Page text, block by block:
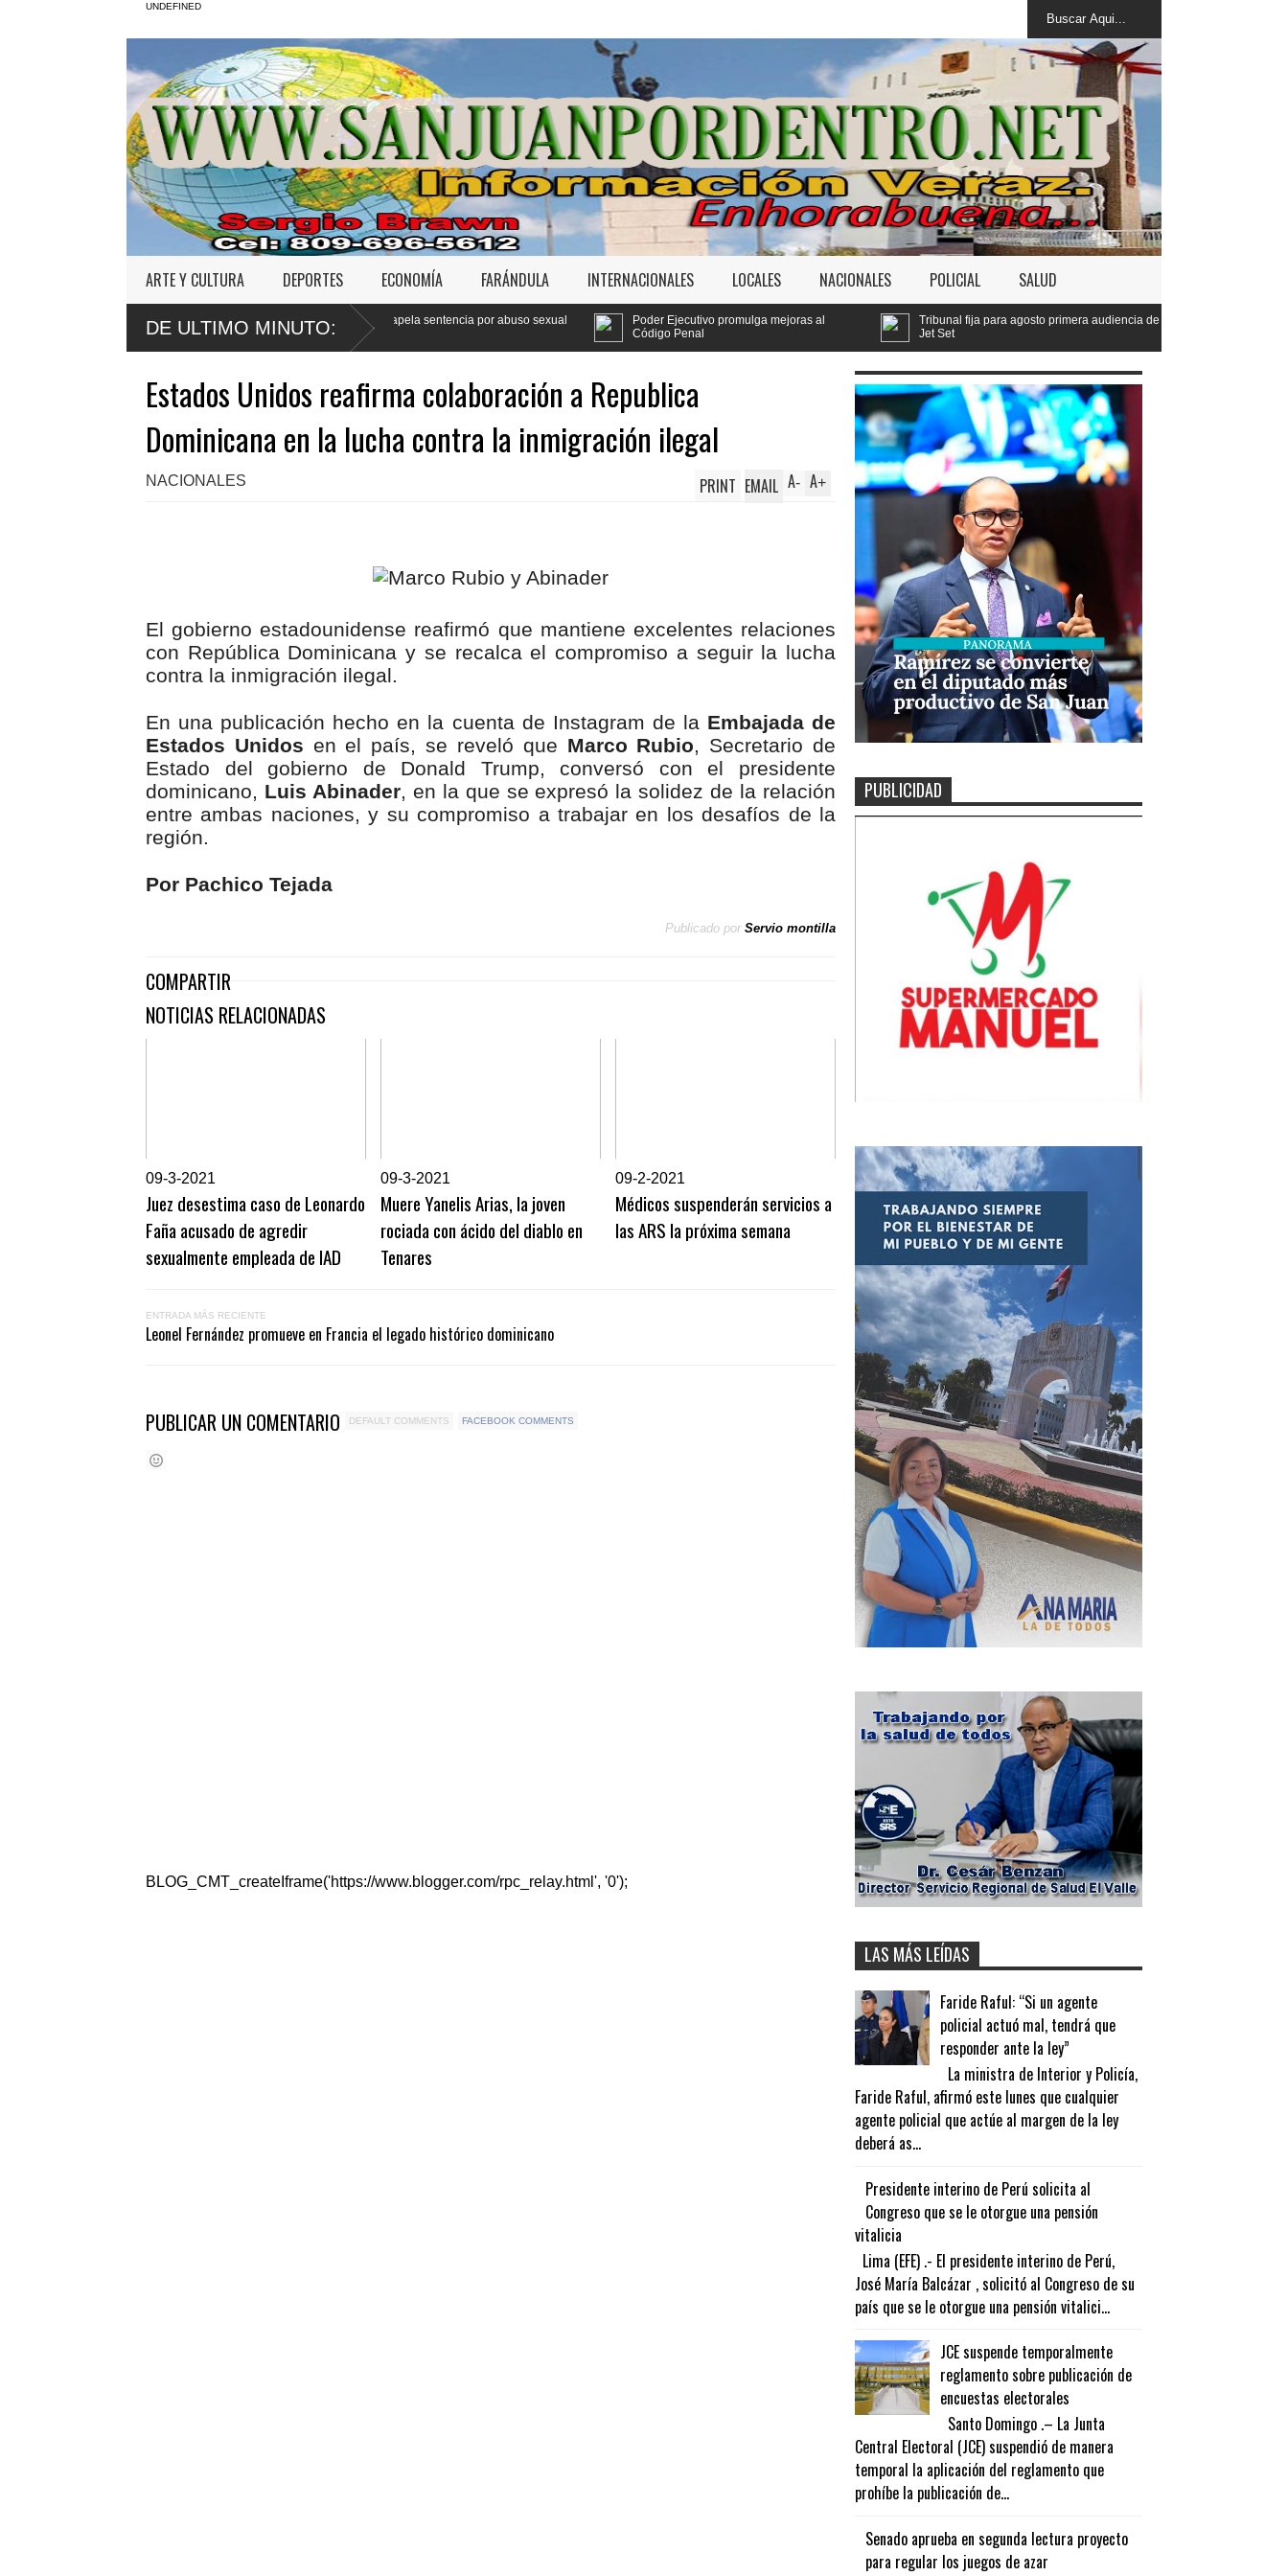
UNDEFINED
ARTE Y CULTURA DEPORTES ECONOMÍA FARÁNDULA INTERNACIONALES LOCALES NACIONALES POLICIAL SALUD
DE ULTIMO MINUTO:
Defensa de Wander Franco apela sentencia por abuso sexual
a menor
Poder Ejecutivo promulga mejoras al
Tribunal fija para agosto primera audiencia de fondo por derrumbe del
Estados Unidos reafirma colaboración a Republica
Dominicana en la lucha contra la inmigración ilegal
NACIONALES A+
A-
PRINT EMAIL
El gobierno estadounidense reafirmó que mantiene excelentes relaciones
con República Dominicana y se recalca el compromiso a seguir la lucha
contra la inmigración ilegal.
En una publicación hecho en la cuenta de Instagram de la Embajada de
Estados Unidos en el país, se reveló que Marco Rubio, Secretario de
Estado del gobierno de Donald Trump, conversó con el presidente
dominicano, Luis Abinader, en la que se expresó la solidez de la relación
entre ambas naciones, y su compromiso a trabajar en los desafíos de la
región.
Por Pachico Tejada
Publicado por Servio montilla
COMPARTIR
NOTICIAS RELACIONADAS
09-3-2021
Juez desestima caso de Leonardo
Faña acusado de agredir
sexualmente empleada de IAD
09-3-2021
Muere Yanelis Arias, la joven
rociada con ácido del diablo en
Tenares
09-2-2021
Médicos suspenderán servicios a
las ARS la próxima semana
ENTRADA MÁS RECIENTE
Leonel Fernández promueve en Francia el legado histórico dominicano
PUBLICAR UN COMENTARIO DEFAULT COMMENTS FACEBOOK COMMENTS
BLOG_CMT_createIframe('https://www.blogger.com/rpc_relay.html', '0');
PUBLICIDAD
LAS MÁS LEÍDAS
Faride Raful: “Si un agente
policial actuó mal, tendrá que
responder ante la ley”
La ministra de Interior y Policía,
Faride Raful, afirmó este lunes que cualquier
agente policial que actúe al margen de la ley
deberá as...
Presidente interino de Perú solicita al
Congreso que se le otorgue una pensión
vitalicia
Lima (EFE) .- El presidente interino de Perú,
José María Balcázar , solicitó al Congreso de su
país que se le otorgue una pensión vitalici...
JCE suspende temporalmente
reglamento sobre publicación de
encuestas electorales
Santo Domingo .– La Junta
Central Electoral (JCE) suspendió de manera
temporal la aplicación del reglamento que
prohíbe la publicación de...
Senado aprueba en segunda lectura proyecto
para regular los juegos de azar